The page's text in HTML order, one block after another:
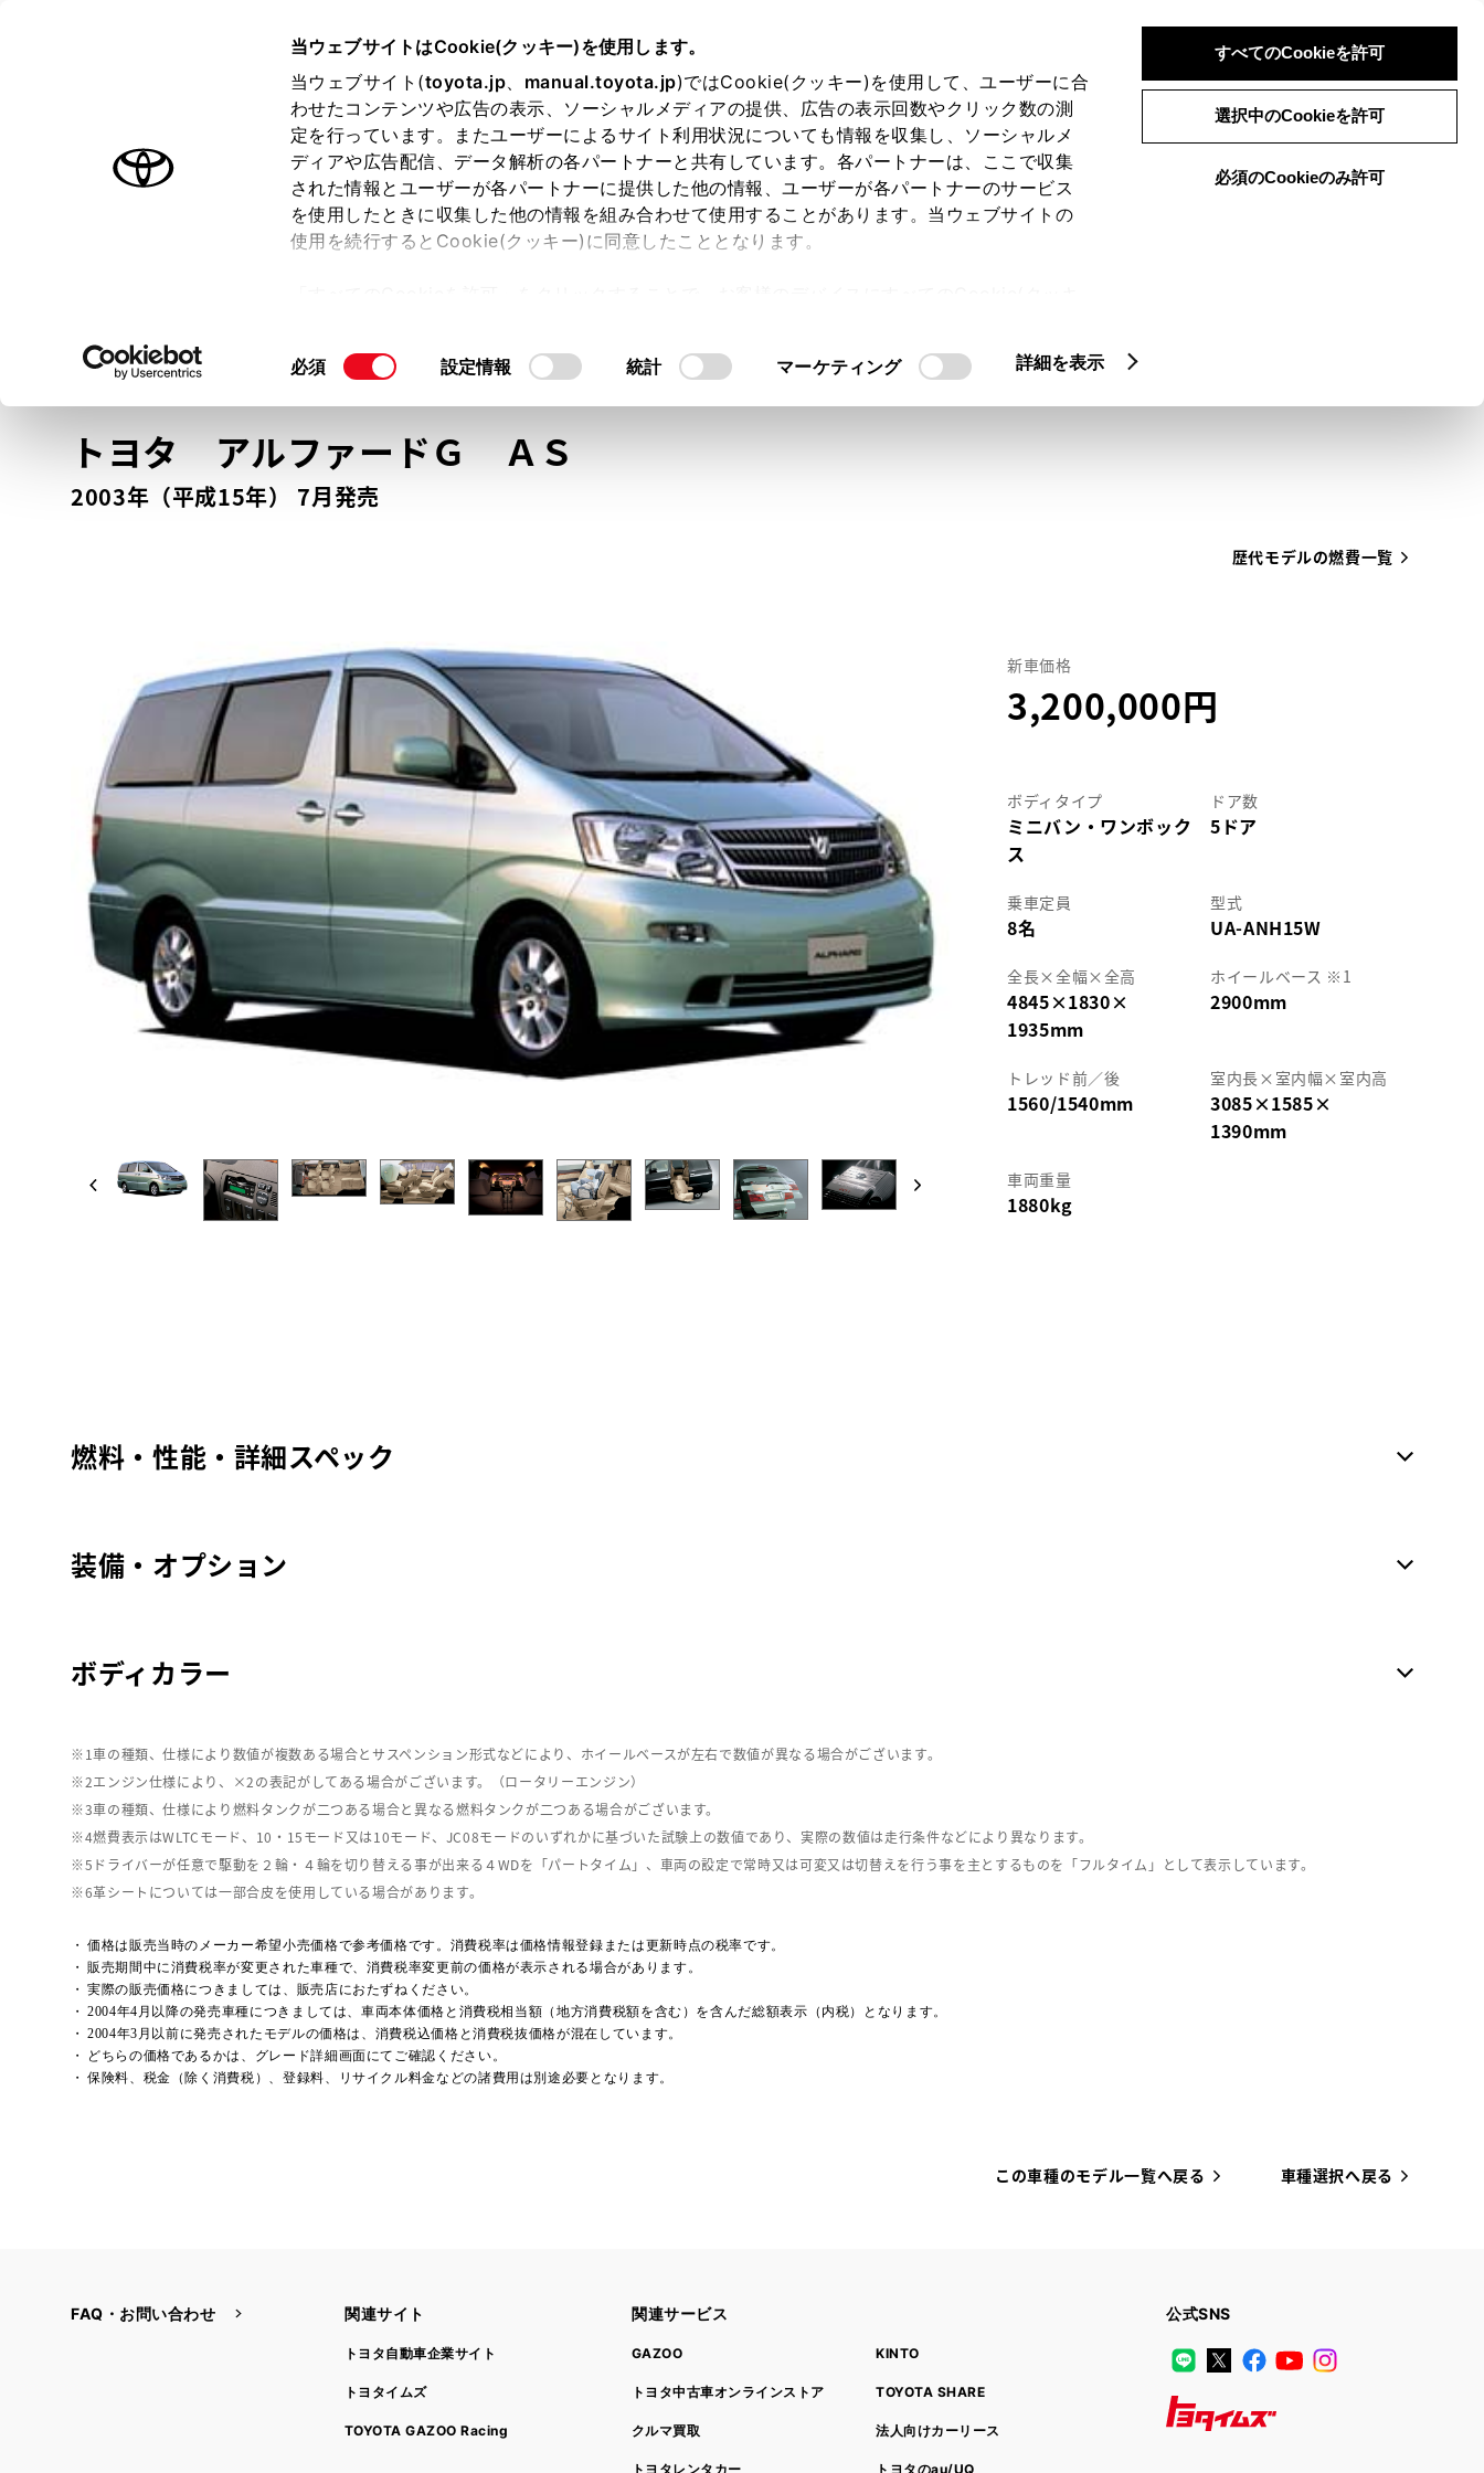
当ウェブサイトはCookie(クッキー)を使用します。
当ウェブサイト(toyota.jp、 manual.toyota.jp)ではCookie(クッキー)を使用して、ユーザーに合
わせたコンテンツや広告の表示、ソーシャルメディアの提供、広告の表示回数やクリック数の測
定を行っています。またユーザーによるサイト利用状況についても情報を収集し、ソーシャルメ
ディアや広告配信、データ解析の各パートナーと共有しています。各パートナーは、ここで収集
された情報とユーザーが各パートナーに提供した他の情報、ユーザーが各パートナーのサービス
を使用したときに収集した他の情報を組み合わせて使用することがあります。当ウェブサイトの
使用を続行するとCookie(クッキー)に同意したこととなります。
て」をご覧ください。
同
選
択
必須 設定情報 統計 マーケティング 詳細を表示
すべてのCookieを許可
選択中のCookieを許可
必須のCookieのみ許可
ログイン 検索 メニュー
オーナーサポート トピックス
トヨタ認定中古車 メニュー
トヨタ認定中古車の魅力 3つの買い方 オンライン購入お気に入り 保存した見積り
の選択 モデル・年式・グレード クルマ情報
トヨタ アルファードＧＡＳ
2003年（平成15年） 7月発売
歴代モデルの燃費一覧
新車価格
3,200,000
ボディタイプ
ミニバン・ワンボック
ス
ドア数
5ドア
乗車定員
8名
型式
UA-ANH15W
全長×全幅×全高
4845×1830×
1935mm
ホイールベース ※1
2900mm
トレッド前／後
1560/1540mm
室内長× 室内幅× 室内高
3085×1585×
1390mm
車両重量
1880kg
燃料・性能・詳細スペック
装備・オプション
ボディカラー
車の種類、仕様により数値が複数ある場合とサスペンション形式などにより、ホイールベースが左右で数値が異なる場合がございます。
エンジン仕様により、×2の表記がしてある場合がございます。（ロータリーエンジン）
車の種類、仕様により燃料タンクが二つある場合と異なる燃料タンクが二つある場合がございます。
燃費表示はWLTCモード、10・15モード又は10モード、JC08モードのいずれかに基づいた試験上の数値であり、実際の数値は走行条件などにより異なります。
ドライバーが任意で駆動を２輪・４輪を切り替える事が出来る４WDを「パートタイム」、車両の設定で常時又は可変又は切替えを行う事を主とするものを「フルタイム」として表示しています。
革シートについては一部合皮を使用している場合があります。
価格は販売当時のメーカー希望小売価格で参考価格です。消費税率は価格情報登録または更新時点の税率です。
販売期間中に消費税率が変更された車種で、消費税率変更前の価格が表示される場合があります。
実際の販売価格につきましては、販売店におたずねください。
2004年4月以降の発売車種につきましては、車両本体価格と消費税相当額（地方消費税額を含む）を含んだ総額表示（内税）となります。
2004年3月以前に発売されたモデルの価格は、消費税込価格と消費税抜価格が混在しています。
どちらの価格であるかは、グレード詳細画面にてご確認ください。
保険料、税金（除く消費税）、登録料、リサイクル料金などの諸費用は別途必要となります。
この車種のモデル一覧へ戻る 車種選択へ戻る
FAQ・お問い合わせ 関連サイト
トヨタ自動車企業サイト
トヨタイムズ
TOYOTA GAZOO Racing
関連サービス
GAZOO
トヨタ中古車オンラインストア
クルマ買取
トヨタレンタカー
KINTO
TOYOTA SHARE
法人向けカーリース
トヨタのau/UQ
公式SNS
LINEX Facebook
YouTube